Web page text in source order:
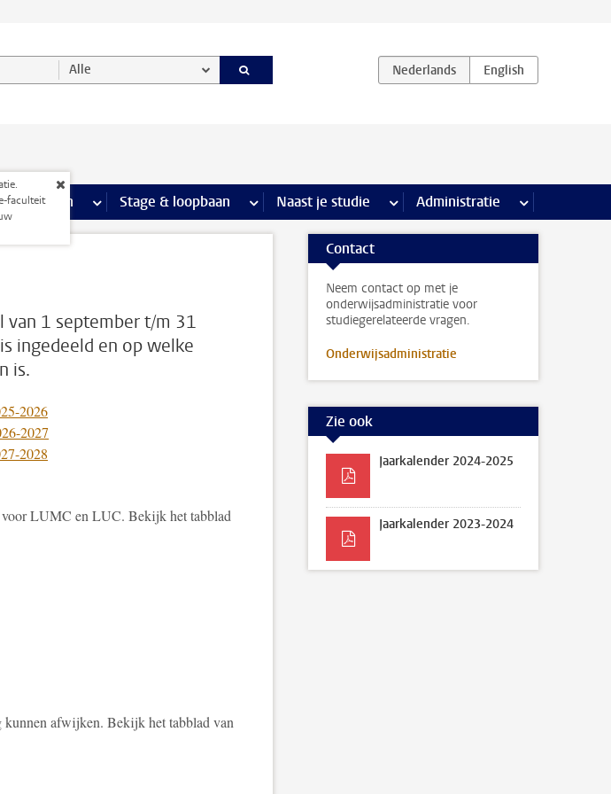
Alle
faculteit
meer Extra studieactiviteiten pagina’s
Stage & loopbaan meer Stage & loopbaan pagina’s
Naast je studie meer Naast je studie pagina’s
Administratie meer
1 september t/m 31
ingedeeld en op welke
is.
2026
2027
2028
voor LUMC en LUC. Bekijk het tabblad
afwijken. Bekijk het tabblad van
Contact
Neem contact op met je
onderwijsadministratie voor
studiegerelateerde vragen.
Onderwijsadministratie
Zie ook
Jaarkalender 2024-2025
Jaarkalender 2023-2024